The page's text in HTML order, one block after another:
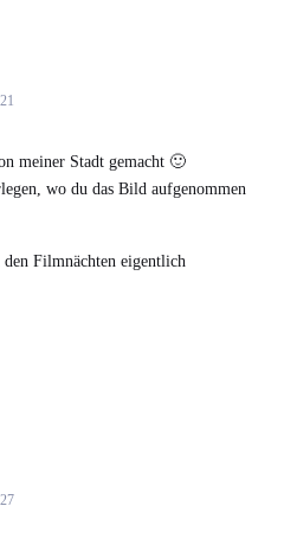
meiner Stadt gemacht 🙂
wo du das Bild aufgenommen
Filmnächten eigentlich